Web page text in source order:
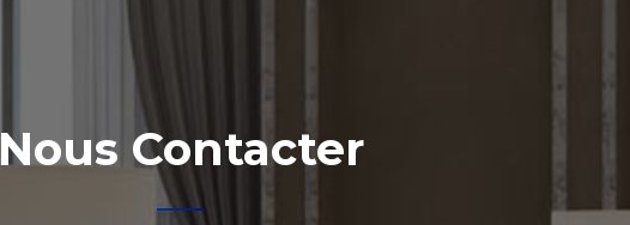
Nous Contacter